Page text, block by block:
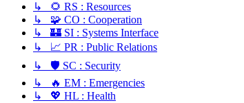
↳ 🌻 RS : Resources
↳ 🧩 CO : Cooperation
↳ 🏰 SI : Systems Interface
↳ 📈 PR : Public Relations
↳ 🛡️ SC : Security
↳ 🔥 EM : Emergencies
↳ 💖 HL : Health